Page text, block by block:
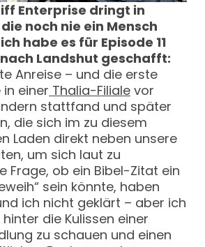
Enterprise dringt in
noch nie ein Mensch
habe es für Episode 11
Landshut geschafft:
Anreise – und die erste
einer Thalia-Filiale vor
stattfand und später
die sich im zu diesem
Laden direkt neben unsere
um sich laut zu
Frage, ob ein Bibel-Zitat ein
sein könnte, haben
ich nicht geklärt – aber ich
die Kulissen einer
zu schauen und einen